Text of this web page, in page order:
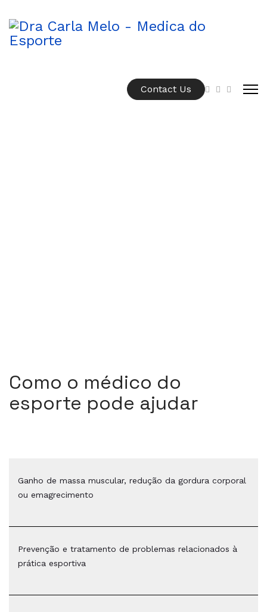
Contact Us
Como o médico do
esporte pode ajudar
Ganho de massa muscular, redução da gordura corporal
ou emagrecimento
Prevenção e tratamento de problemas relacionados à
prática esportiva